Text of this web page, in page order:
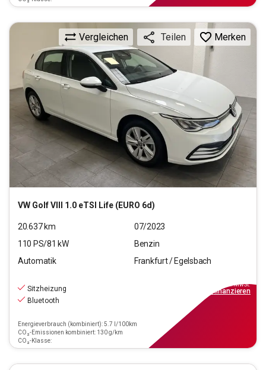
VW Golf VIII 1.0 eTSI Life (EURO 6d)
Vergleichen Teilen Merken
20.637km
07/2023
110 PS/81 kW
Benzin
Automatik
Frankfurt / Egelsbach
Sitzheizung
Bluetooth
Energieverbrauch (kombiniert): 5.7 l/100km
CO₂-Emissionen kombiniert: 130 g/km
CO₂-Klasse:
inkl.MwSt.
finanzieren